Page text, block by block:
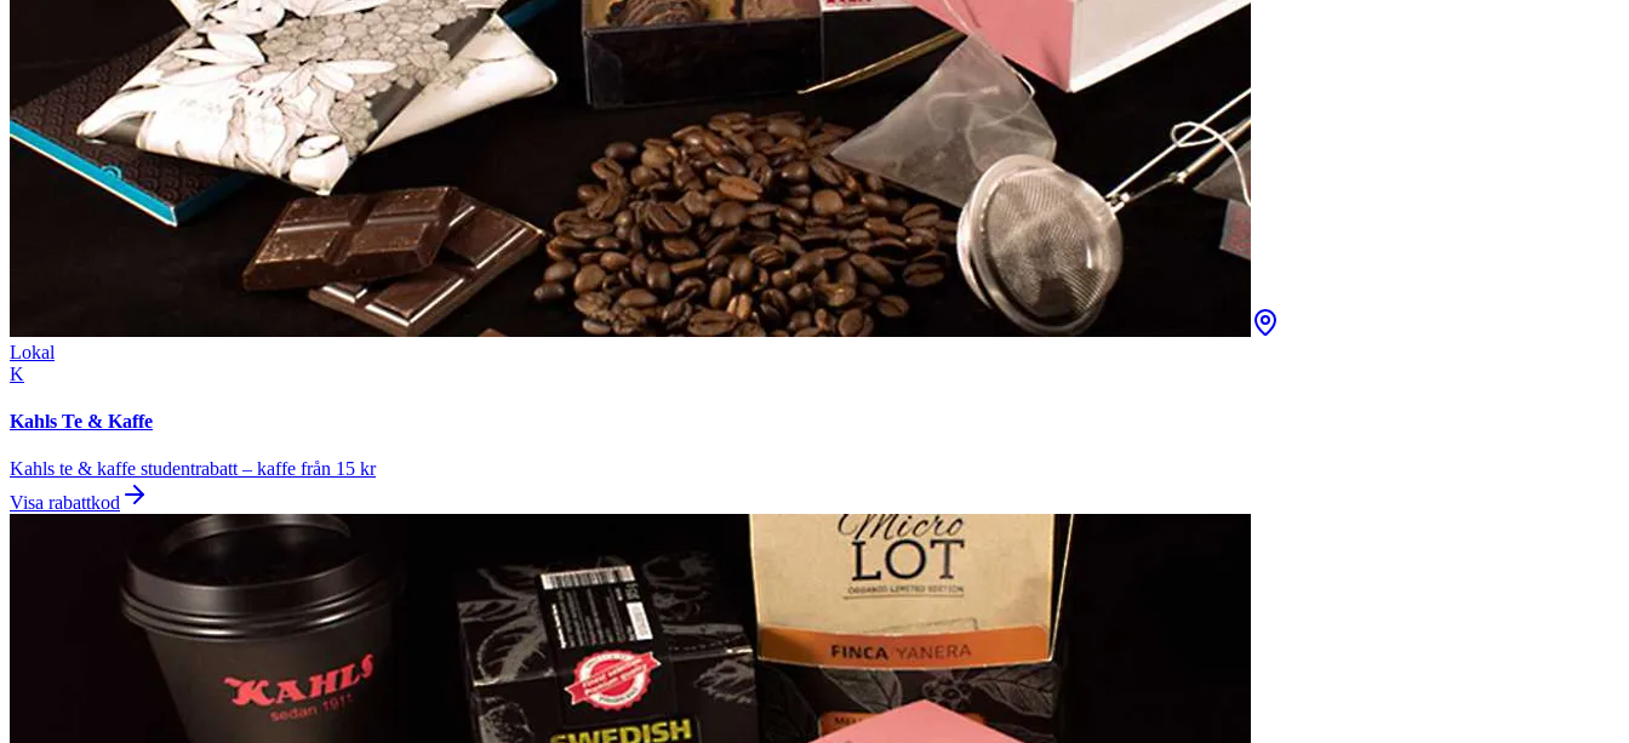
Lokal
K
Kahls Te & Kaffe
Kahls te & kaffe studentrabatt – kaffe från 15 kr
Visa rabattkod